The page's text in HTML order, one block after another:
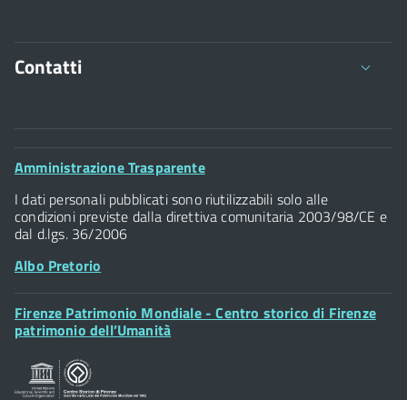
Contatti
Comune di Firenze
Palazzo Vecchio
Piazza della Signoria - 50122, Firenze
Posta Elettronica Certificata
Footer
Amministrazione Trasparente
I dati personali pubblicati sono riutilizzabili solo alle
condizioni previste dalla direttiva comunitaria 2003/98/CE e
dal d.lgs. 36/2006
Albo Pretorio
Footer
Widget
Firenze Patrimonio Mondiale - Centro storico di Firenze
patrimonio dell’Umanità